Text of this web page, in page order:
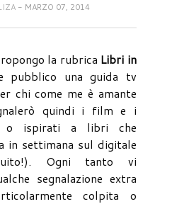
- MARZO 07, 2014
la rubrica Libri in
pubblico una guida tv
chi come me è amante
quindi i film e i
o ispirati a libri che
in settimana sul digitale
Ogni tanto vi
segnalazione extra
colpita o